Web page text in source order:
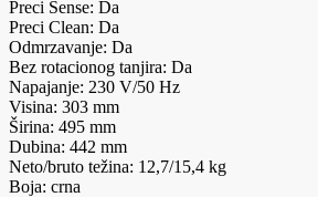
Preci Sense: Da
Preci Clean: Da
Odmrzavanje: Da
Bez rotacionog tanjira: Da
Napajanje: 230 V/50 Hz
Visina: 303 mm
Širina: 495 mm
Dubina: 442 mm
Neto/bruto težina: 12,7/15,4 kg
Boja: crna